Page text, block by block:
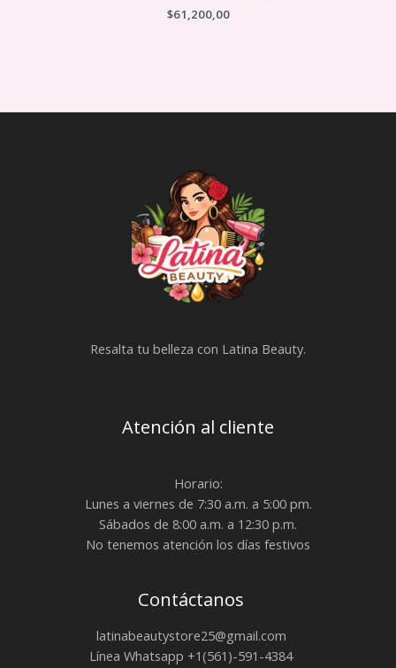
$61,200,00
Resalta tu belleza con Latina Beauty.
Atención al cliente
Horario:
Lunes a viernes de 7:30 a.m. a 5:00 pm.
Sábados de 8:00 a.m. a 12:30 p.m.
No tenemos atención los días festivos
Contáctanos
latinabeautystore25@gmail.com
Línea Whatsapp +1(561)-591-4384